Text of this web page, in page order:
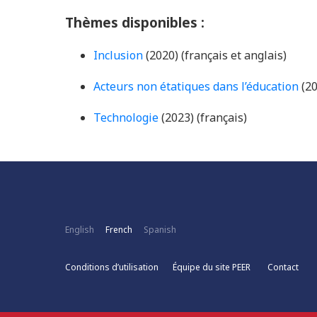
Thèmes disponibles :
Inclusion(2020) (français et anglais)
Acteurs non étatiques dans l’éducation
Technologie(2023) (français)
English French Spanish
Conditions d’utilisation Équipe du site PEER Contact